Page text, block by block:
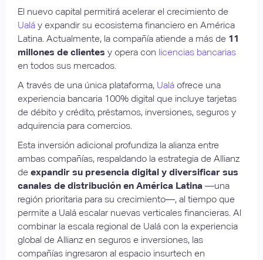
El nuevo capital permitirá acelerar el crecimiento de
Ualá y expandir su ecosistema financiero en América
Latina. Actualmente, la compañía atiende a más de 11
millones de clientes y opera con licencias bancarias
en todos sus mercados.
A través de una única plataforma, Ualá ofrece una
experiencia bancaria 100% digital que incluye tarjetas
de débito y crédito, préstamos, inversiones, seguros y
adquirencia para comercios.
Esta inversión adicional profundiza la alianza entre
ambas compañías, respaldando la estrategia de Allianz
de expandir su presencia digital y diversificar sus
canales de distribución en América Latina —una
región prioritaria para su crecimiento—, al tiempo que
permite a Ualá escalar nuevas verticales financieras. Al
combinar la escala regional de Ualá con la experiencia
global de Allianz en seguros e inversiones, las
compañías ingresaron al espacio insurtech en